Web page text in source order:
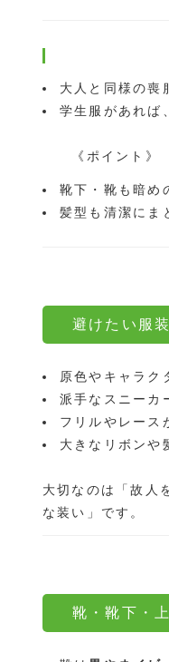
大人と同様の喪
学生服があれば
《ポイント》
靴下・靴も暗め
髪型も清潔にま
避けたい服
原色やキャラク
派手なスニーカ
フリルやレース
大きなリボンや
大切なのは「故人
な装い」です。
靴・靴下・